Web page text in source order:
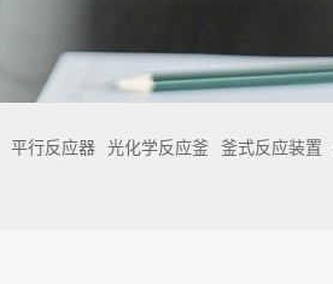
平行反应器 光化学反应釜 釜式反应装置